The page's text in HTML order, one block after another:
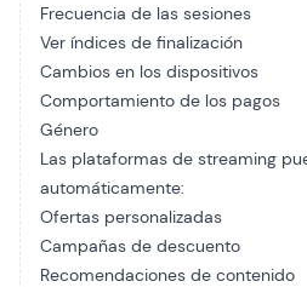
Frecuencia de las sesiones
Ver índices de finalización
Cambios en los dispositivos
Comportamiento de los pagos
Género
Las plataformas de streaming
automáticamente:
Ofertas personalizadas
Campañas de descuento
Recomendaciones de contenido